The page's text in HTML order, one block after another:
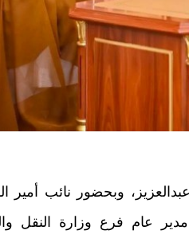
وبحضور نائب أمير
عام فرع وزارة النقل